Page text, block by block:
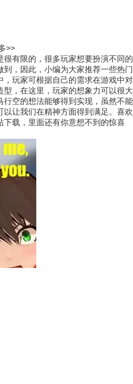
>>
很有限的，很多玩家想要扮演不同的
，因此，小编为大家推荐一些热门
，玩家可根据自己的需求在游戏中对
型，在这里，玩家的想象力可以很大
行空的想法能够得到实现，虽然不能
以让我们在精神方面得到满足。喜欢
下载，里面还有你意想不到的惊喜